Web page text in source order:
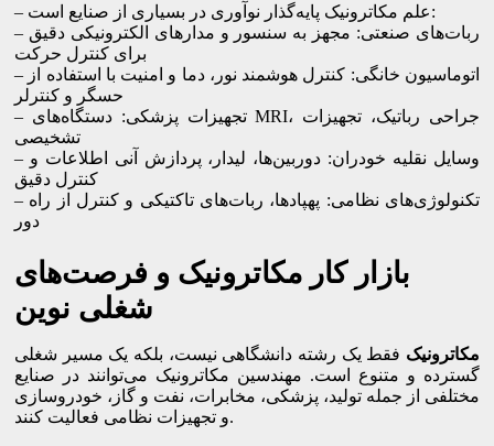
– علم مکاترونیک پایه‌گذار نوآوری در بسیاری از صنایع است:
– ربات‌های صنعتی: مجهز به سنسور و مدارهای الکترونیکی دقیق
برای کنترل حرکت
– اتوماسیون خانگی: کنترل هوشمند نور، دما و امنیت با استفاده از
حسگر و کنترلر
– تجهیزات پزشکی: دستگاه‌های MRI، جراحی رباتیک، تجهیزات
تشخیصی
– وسایل نقلیه خودران: دوربین‌ها، لیدار، پردازش آنی اطلاعات و
کنترل دقیق
– تکنولوژی‌های نظامی: پهپادها، ربات‌های تاکتیکی و کنترل از راه
دور
بازار کار مکاترونیک و فرصت‌های
شغلی نوین
مکاترونیک فقط یک رشته دانشگاهی نیست، بلکه یک مسیر شغلی
گسترده و متنوع است. مهندسین مکاترونیک می‌توانند در صنایع
مختلفی از جمله تولید، پزشکی، مخابرات، نفت و گاز، خودروسازی
و تجهیزات نظامی فعالیت کنند.